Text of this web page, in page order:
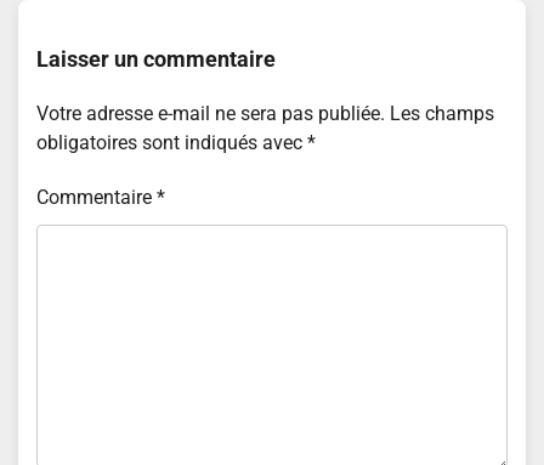
l’article
Laisser un commentaire
Votre adresse e-mail ne sera pas publiée. Les champs
obligatoires sont indiqués avec *
Commentaire *